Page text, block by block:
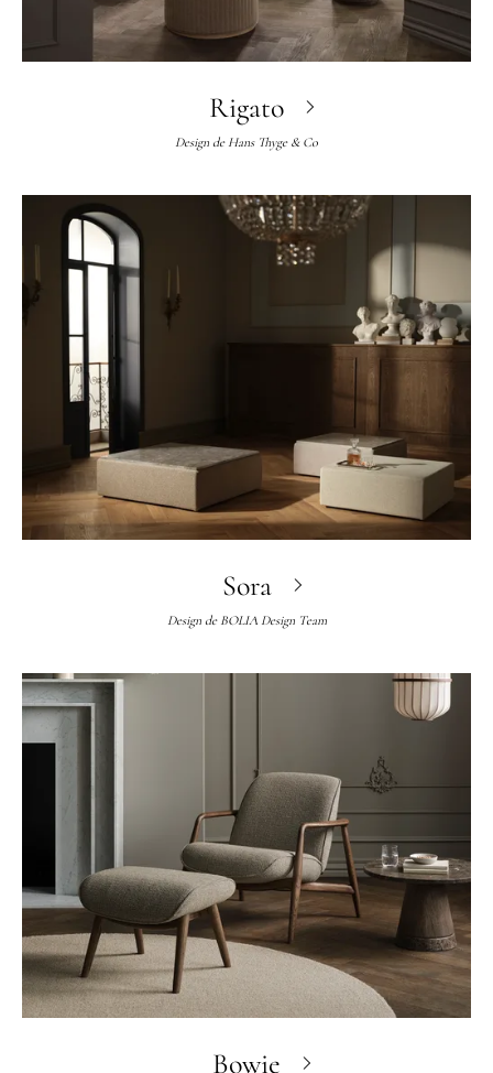
Rigato
Design de Hans Thyge & Co
Sora
Design de BOLIA Design Team
Bowie